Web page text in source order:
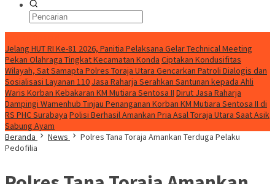
Jelang HUT RI Ke-81 2026, Panitia Pelaksana Gelar Technical Meeting
Pekan Olahraga Tingkat Kecamatan Konda Ciptakan Kondusifitas
Wilayah, Sat Samapta Polres Toraja Utara Gencarkan Patroli Dialogis dan
Sosialisasi Layanan 110 Jasa Raharja Serahkan Santunan kepada Ahli
Waris Korban Kebakaran KM Mutiara Sentosa II Dirut Jasa Raharja
Dampingi Wamenhub Tinjau Penanganan Korban KM Mutiara Sentosa II di
RS PHC Surabaya Polisi Berhasil Amankan Pria Asal Toraja Utara Saat Asik
Sabung Ayam
Beranda
News
Polres Tana Toraja Amankan Terduga Pelaku
Pedofilia